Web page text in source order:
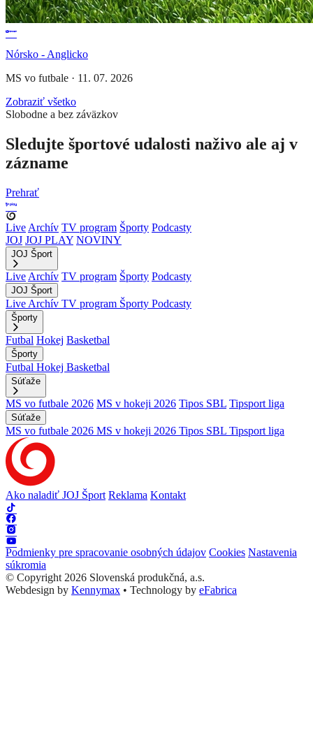
Nórsko - Anglicko
MS vo futbale · 11. 07. 2026
Zobraziť všetko
Slobodne a bez záväzkov
Sledujte športové udalosti naživo ale aj v
zázname
Prehrať
Live Archív TV program Športy Podcasty
JOJ JOJ PLAY NOVINY
JOJ Šport
Live Archív TV program Športy Podcasty
JOJ Šport
Live Archív TV program Športy Podcasty
Športy
Futbal Hokej Basketbal
Športy
Futbal Hokej Basketbal
Súťaže
MS vo futbale 2026 MS v hokeji 2026 Tipos SBL Tipsport liga
Súťaže
MS vo futbale 2026 MS v hokeji 2026 Tipos SBL Tipsport liga
Ako naladiť JOJ Šport Reklama Kontakt
Podmienky pre spracovanie osobných údajov Cookies Nastavenia
súkromia
© Copyright 2026 Slovenská produkčná, a.s.
Webdesign by Kennymax • Technology by eFabrica